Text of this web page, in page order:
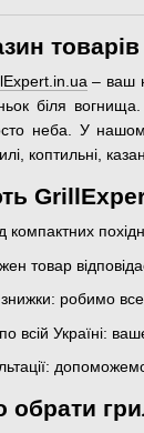
– ваш
біля
неба. У
коптильні,
компактних
товар
знижки: робимо
всій Україні:
обрати